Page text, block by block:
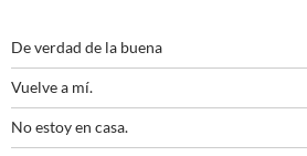
De verdad de la buena
Vuelve a mí.
No estoy en casa.